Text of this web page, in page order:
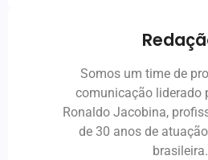
Somos um time de
comunicação liderado
Ronaldo Jacobina,
de 30 anos de
brasileira.